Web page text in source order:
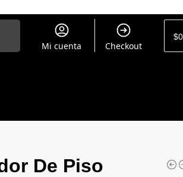
Mi cuenta Checkout
$0
De Piso